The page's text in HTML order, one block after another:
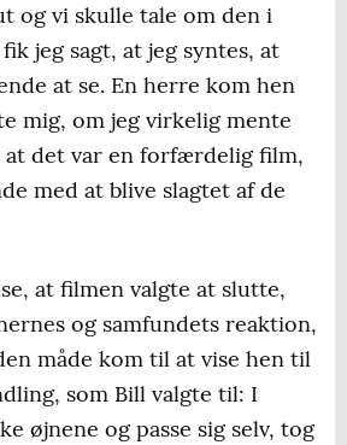
og vi skulle tale om den i
jeg sagt, at jeg syntes, at
at se. En herre kom hen
mig, om jeg virkelig mente
at det var en forfærdelig film,
med at blive slagtet af de
at filmen valgte at slutte,
og samfundets reaktion,
måde kom til at vise hen til
som Bill valgte til: I
øjnene og passe sig selv, tog